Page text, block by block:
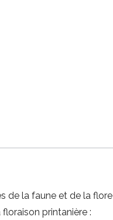
de la faune et de la flore
printanière :